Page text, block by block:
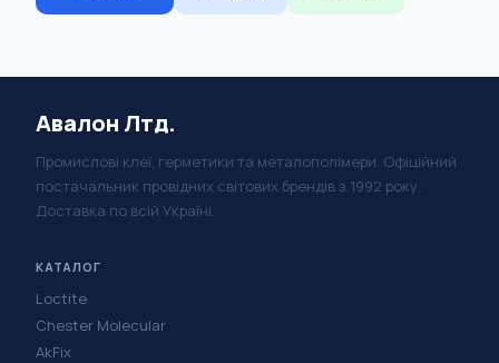
Авалон Лтд.
Промислові клеї, герметики та металополімери. Офіційний
постачальник провідних світових брендів з 1992 року.
Доставка по всій Україні.
КАТАЛОГ
Loctite
Chester Molecular
AkFix